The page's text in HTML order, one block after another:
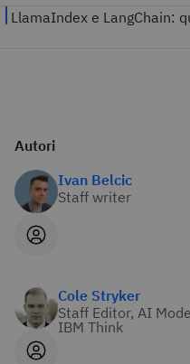
Autori
Ivan Belcic
Staff writer
Cole Stryker
Staff Editor, AI
IBM Think